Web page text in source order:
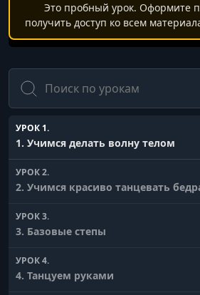
Это пробный урок. Оформите
получить доступ ко всем
Поиск
УРОК 1.
1. Учимся делать волну телом
УРОК 2.
2. Учимся красиво танцевать
УРОК 3.
3. Базовые степы
УРОК 4.
4. Танцуем руками